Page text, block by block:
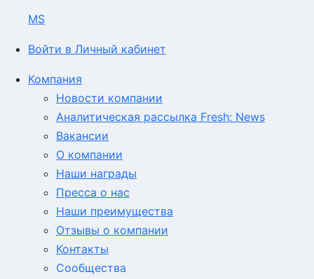
MS
Войти в Личный кабинет
Компания
Новости компании
Аналитическая рассылка Fresh: News
Вакансии
О компании
Наши награды
Пресса о нас
Наши преимущества
Отзывы о компании
Контакты
Сообщества